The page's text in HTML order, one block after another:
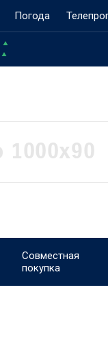
Погода
Совместная
покупка